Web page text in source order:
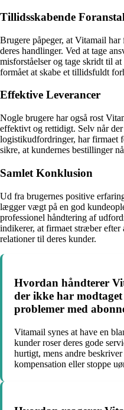
Tillidsskabende
Brugere påpeger, at Vitamail
deres handlinger. Ved at tage
misforståelser og tage skridt til
formået at skabe et tillidsfuldt
Effektive Leverancer
Nogle brugere har også rost
effektivt og rettidigt. Selv når
logistikudfordringer, har firmaet
sikre, at kundernes bestillinger
Samlet Konklusion
Ud fra brugernes positive
lægger vægt på en god
professionel håndtering af
indikerer, at firmaet stræber
relationer til deres kunder.
Hvordan håndterer
der ikke har
problemer med
Vitamail synes at have en
kunder roser deres gode
hurtigt, mens andre
kompensation eller stoppe